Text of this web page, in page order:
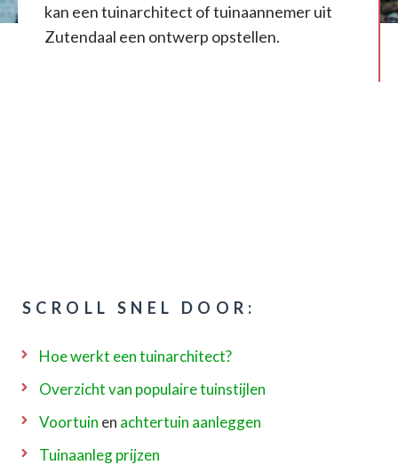
kan een tuinarchitect of tuinaannemer uit
Zutendaal een ontwerp opstellen.
SCROLL SNEL DOOR:
Hoe werkt een tuinarchitect?
Overzicht van populaire tuinstijlen
Voortuin en achtertuin aanleggen
Tuinaanleg prijzen